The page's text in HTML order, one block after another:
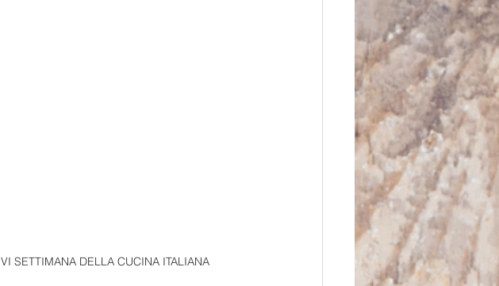
VI SETTIMANA DELLA CUCINA ITALIANA